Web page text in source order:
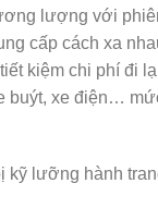
lượng với
cấp cách xa
kiệm chi phí đi
buýt, xe điện…
kỹ lưỡng hành